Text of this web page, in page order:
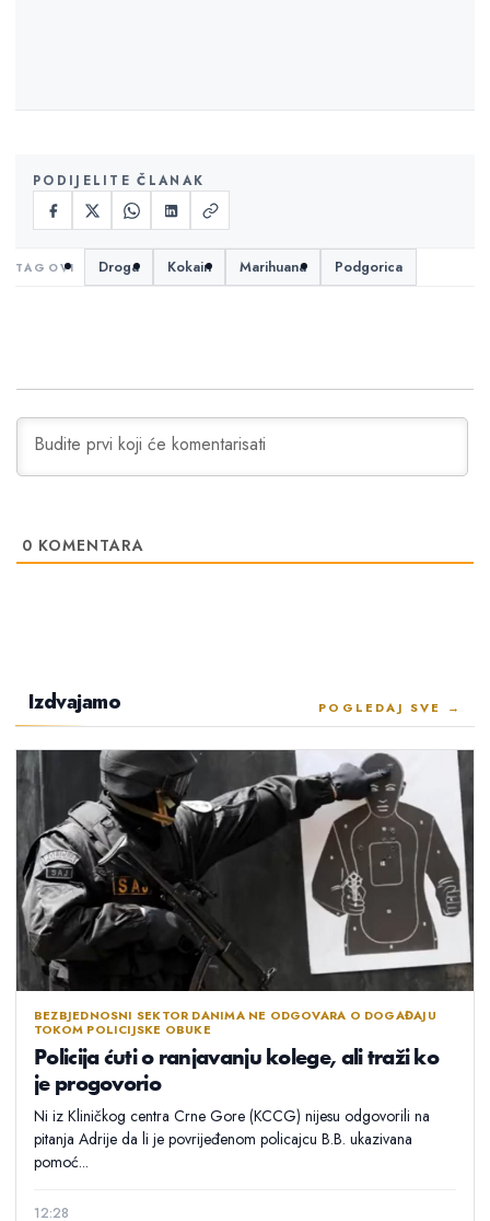
PODIJELITE ČLANAK
Droga Kokain Marihuana Podgorica
0 KOMENTARA
Izdvajamo POGLEDAJ SVE →
BEZBJEDNOSNI SEKTOR DANIMA NE ODGOVARA O DOGAĐAJU
TOKOM POLICIJSKE OBUKE
Policija ćuti o ranjavanju kolege, ali traži ko
je progovorio
Ni iz Kliničkog centra Crne Gore (KCCG) nijesu odgovorili na
pitanja Adrije da li je povrijeđenom policajcu B.B. ukazivana
pomoć...
12:28